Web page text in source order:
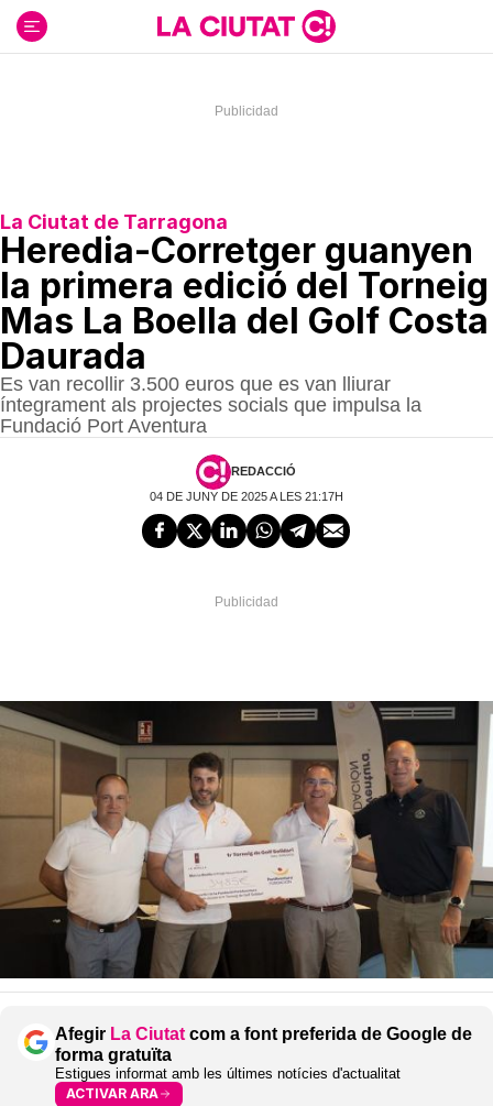
contenido
La Ciutat de Tarragona
Heredia-Corretger guanyen
la primera edició del Torneig
Mas La Boella del Golf Costa
Daurada
Es van recollir 3.500 euros que es van lliurar
íntegrament als projectes socials que impulsa la
Fundació Port Aventura
REDACCIÓ
04 DE JUNY DE 2025 A LES 21:17H
Afegir La Ciutat com a font preferida de Google de
forma gratuïta
Estigues informat amb les últimes notícies d'actualitat
ACTIVAR ARA